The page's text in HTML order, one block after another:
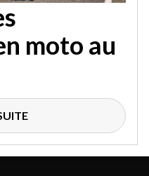
moto au